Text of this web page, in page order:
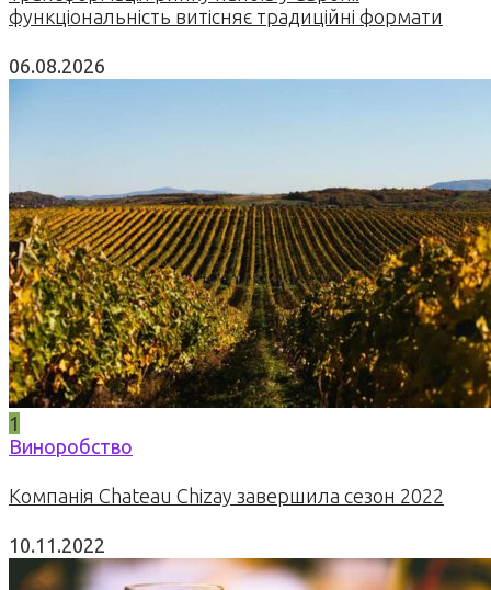
функціональність витісняє традиційні формати
06.08.2026
1
Виноробство
Компанія Chateau Chizay завершила сезон 2022
10.11.2022